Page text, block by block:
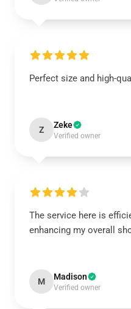
Perfect size and high-
Z Zeke
Verified owner
The service here is
enhancing my overall
M Madison
Verified owner